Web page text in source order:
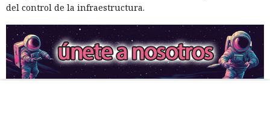
del control de la infraestructura.